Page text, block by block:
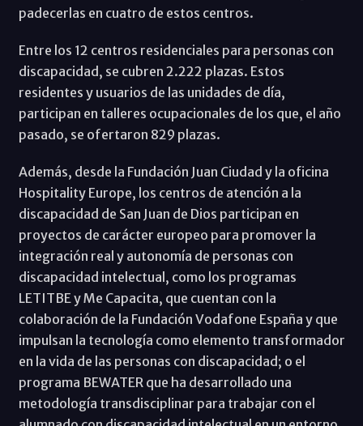
padecerlas en cuatro de estos centros.
Entre los 12 centros residenciales para personas con
discapacidad, se cubren 2.222 plazas. Estos
residentes y usuarios de las unidades de día,
participan en talleres ocupacionales de los que, el año
pasado, se ofertaron 829 plazas.
Además, desde la Fundación Juan Ciudad y la oficina
Hospitality Europe, los centros de atención a la
discapacidad de San Juan de Dios participan en
proyectos de carácter europeo para promover la
integración real y autonomía de personas con
discapacidad intelectual, como los programas
LETITBE y Me Capacita, que cuentan con la
colaboración de la Fundación Vodafone España y que
impulsan la tecnología como elemento transformador
en la vida de las personas con discapacidad; o el
programa BEWATER que ha desarrollado una
metodología transdisciplinar para trabajar con el